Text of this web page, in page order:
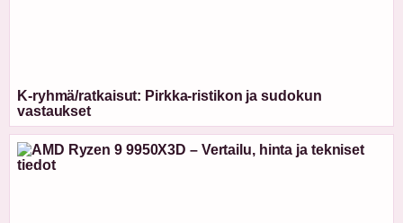
K-ryhmä/ratkaisut: Pirkka-ristikon ja sudokun
vastaukset